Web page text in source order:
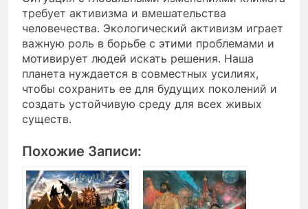
требует активизма и вмешательства
человечества. Экологический активизм играет
важную роль в борьбе с этими проблемами и
мотивирует людей искать решения. Наша
планета нуждается в совместных усилиях,
чтобы сохранить ее для будущих поколений и
создать устойчивую среду для всех живых
существ.
Похожие Записи: